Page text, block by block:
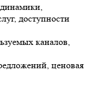
доступности
каналов,
ценовая